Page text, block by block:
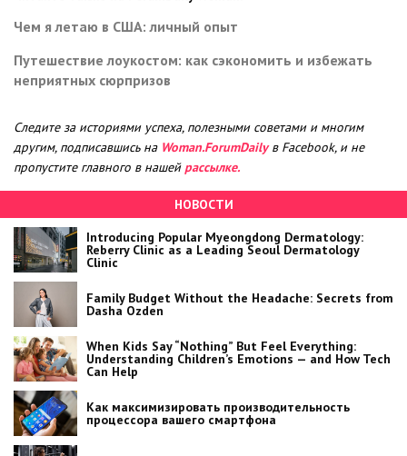
Чем я летаю в США: личный опыт
Путешествие лоукостом: как сэкономить и избежать
неприятных сюрпризов
Следите за историями успеха, полезными советами и многим
другим, подписавшись на Woman.ForumDailyв Facebook, и не
пропустите главного в нашей рассылке.
НОВОСТИ
Introducing Popular Myeongdong Dermatology:
Reberry Clinic as a Leading Seoul Dermatology
Clinic
Family Budget Without the Headache: Secrets from
Dasha Ozden
When Kids Say “Nothing” But Feel Everything:
Understanding Children’s Emotions — and How Tech
Can Help
Как максимизировать производительность
процессора вашего смартфона